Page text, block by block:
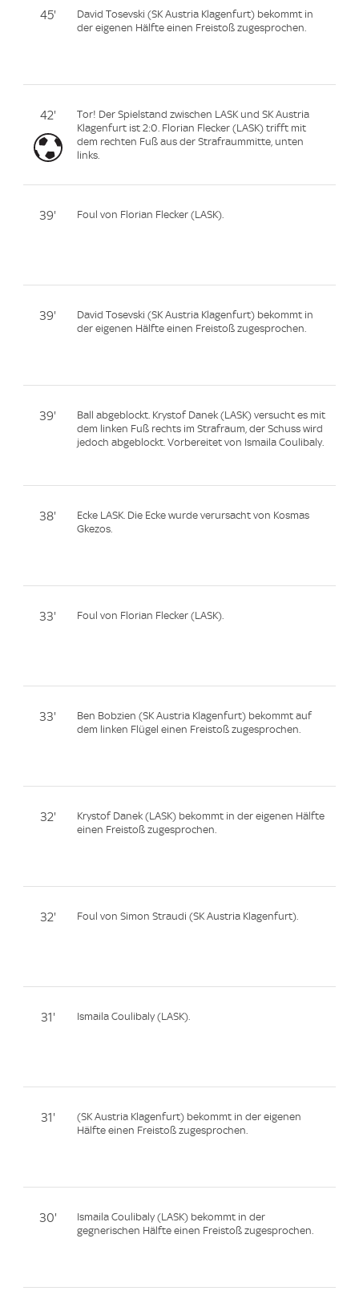
45'
David Tosevski (SK Austria Klagenfurt) bekommt in
der eigenen Hälfte einen Freistoß zugesprochen.
42'
Tor! Der Spielstand zwischen LASK und SK Austria
Klagenfurt ist 2:0. Florian Flecker (LASK) trifft mit
dem rechten Fuß aus der Strafraummitte, unten
links.
39' Foul von Florian Flecker (LASK).
39'
David Tosevski (SK Austria Klagenfurt) bekommt in
der eigenen Hälfte einen Freistoß zugesprochen.
39'
Ball abgeblockt. Krystof Danek (LASK) versucht es mit
dem linken Fuß rechts im Strafraum, der Schuss wird
jedoch abgeblockt. Vorbereitet von Ismaila Coulibaly.
38'
Ecke LASK. Die Ecke wurde verursacht von Kosmas
Gkezos.
33' Foul von Florian Flecker (LASK).
33'
Ben Bobzien (SK Austria Klagenfurt) bekommt auf
dem linken Flügel einen Freistoß zugesprochen.
32'
Krystof Danek (LASK) bekommt in der eigenen Hälfte
einen Freistoß zugesprochen.
32' Foul von Simon Straudi (SK Austria Klagenfurt).
31' Ismaila Coulibaly (LASK).
31'
(SK Austria Klagenfurt) bekommt in der eigenen
Hälfte einen Freistoß zugesprochen.
30'
Ismaila Coulibaly (LASK) bekommt in der
gegnerischen Hälfte einen Freistoß zugesprochen.